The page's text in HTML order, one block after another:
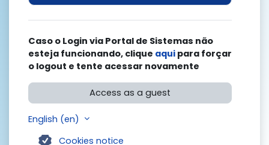
Caso o Login via Portal de Sistemas não
esteja funcionando, clique aqui para forçar
o logout e tente acessar novamente
Access as a guest
English ‎(en)‎
Cookies notice